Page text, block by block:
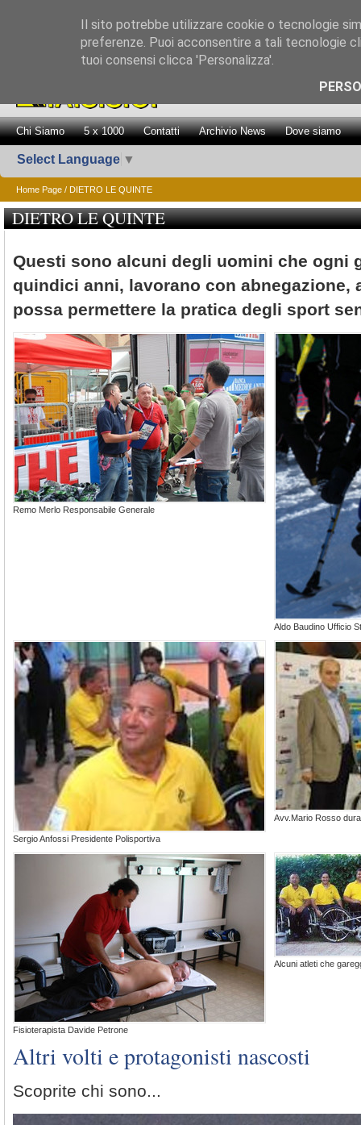
Promozione
Chi Siamo 5 x 1000 Contatti Archivio News Dove siamo
Select Language ▼
Home Page / DIETRO LE QUINTE
DIETRO LE QUINTE
Questi sono alcuni degli uomini che ogni
quindici anni, lavorano con abnegazione,
possa permettere la pratica degli sport
Remo Merlo Responsabile Generale
Aldo Baudino Ufficio
Sergio Anfossi Presidente Polisportiva
Avv.Mario Rosso
Fisioterapista Davide Petrone
Alcuni atleti che
Altri volti e protagonisti nascosti
Scoprite chi sono...
Il sito potrebbe utilizzare cookie o tecnologie
preferenze. Puoi acconsentire a tali tecnologie
tuoi consensi clicca 'Personalizza'.